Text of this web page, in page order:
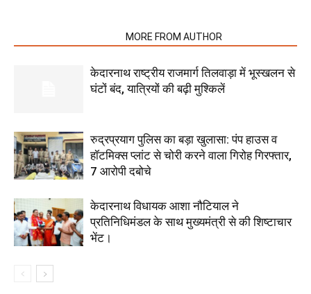
MORE FROM AUTHOR
केदारनाथ राष्ट्रीय राजमार्ग तिलवाड़ा में भूस्खलन से
घंटों बंद, यात्रियों की बढ़ी मुश्किलें
रुद्रप्रयाग पुलिस का बड़ा खुलासा: पंप हाउस व
हॉटमिक्स प्लांट से चोरी करने वाला गिरोह गिरफ्तार,
7 आरोपी दबोचे
केदारनाथ विधायक आशा नौटियाल ने
प्रतिनिधिमंडल के साथ मुख्यमंत्री से की शिष्टाचार
भेंट।